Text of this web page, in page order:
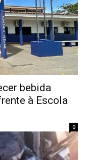
bebida
à Escola
0